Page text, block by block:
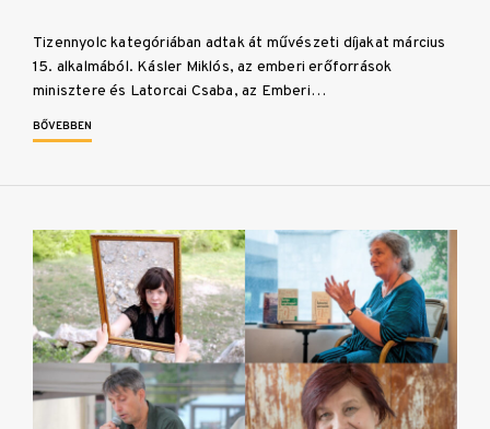
Tizennyolc kategóriában adtak át művészeti díjakat március
15. alkalmából. Kásler Miklós, az emberi erőforrások
minisztere és Latorcai Csaba, az Emberi…
BŐVEBBEN